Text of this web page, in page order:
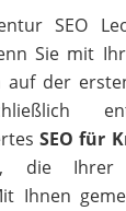
SEO
Sie mit
auf der
SEO für
die Ihrer
Ihnen